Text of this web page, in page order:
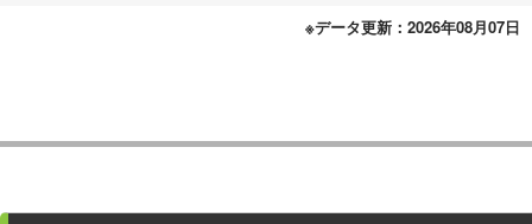
※データ更新：2026年08月07日